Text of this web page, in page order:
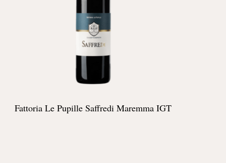
Fattoria Le Pupille Saffredi Maremma IGT